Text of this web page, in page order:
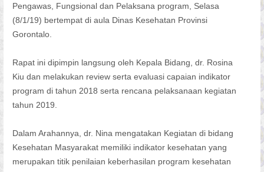
Pengawas, Fungsional dan Pelaksana program, Selasa
(8/1/19) bertempat di aula Dinas Kesehatan Provinsi
Gorontalo.
Rapat ini dipimpin langsung oleh Kepala Bidang, dr. Rosina
Kiu dan melakukan review serta evaluasi capaian indikator
program di tahun 2018 serta rencana pelaksanaan kegiatan
tahun 2019.
Dalam Arahannya, dr. Nina mengatakan Kegiatan di bidang
Kesehatan Masyarakat memiliki indikator kesehatan yang
merupakan titik penilaian keberhasilan program kesehatan